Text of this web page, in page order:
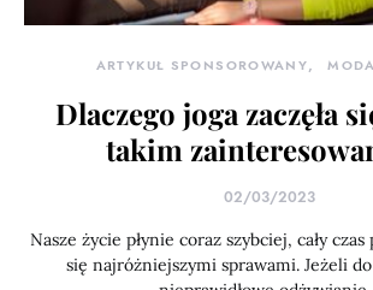
ARTYKUŁ SPONSOROWANY
Dlaczego joga zaczęła
takim
02/03/2023
Nasze życie płynie coraz szybciej, cały
się najróżniejszymi sprawami. Jeżeli